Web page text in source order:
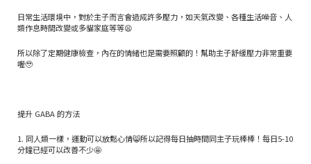
日常生活環境中，對於主子而言會造成許多壓力，如天氣改變、各種生活噪音、人
類作息時間改變或多貓家庭等等😫
所以除了定期健康檢查，內在的情緒也是需要照顧的！幫助主子舒緩壓力非常重要
喔🥹
提升 GABA 的方法
1. 同人類一樣，運動可以放鬆心情😸所以記得每日抽時間同主子玩棒棒！每日5-10
分鐘已經可以改善不少🤩